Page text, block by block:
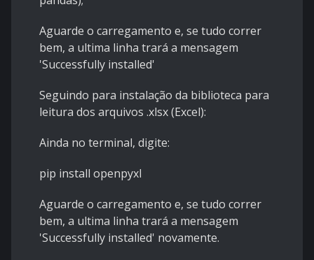
Aguarde o carregamento e, se tudo correr
bem, a ultima linha trará a mensagem
'Successfully installed'
Seguindo para instalação da biblioteca para
leitura dos arquivos .xlsx (Excel):
Ainda no terminal, digite:
pip install openpyxl
Aguarde o carregamento e, se tudo correr
bem, a ultima linha trará a mensagem
'Successfully installed' novamente.